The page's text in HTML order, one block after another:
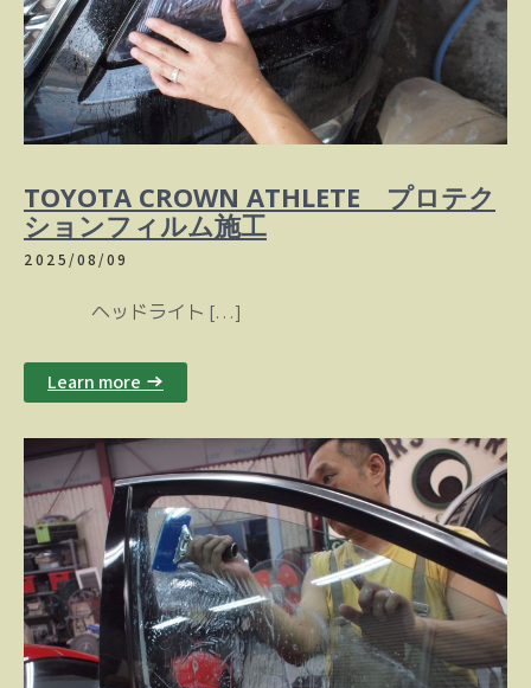
TOYOTA CROWN ATHLETE プロテク
ションフィルム施工
2025/08/09
ヘッドライト […]
Learn more →